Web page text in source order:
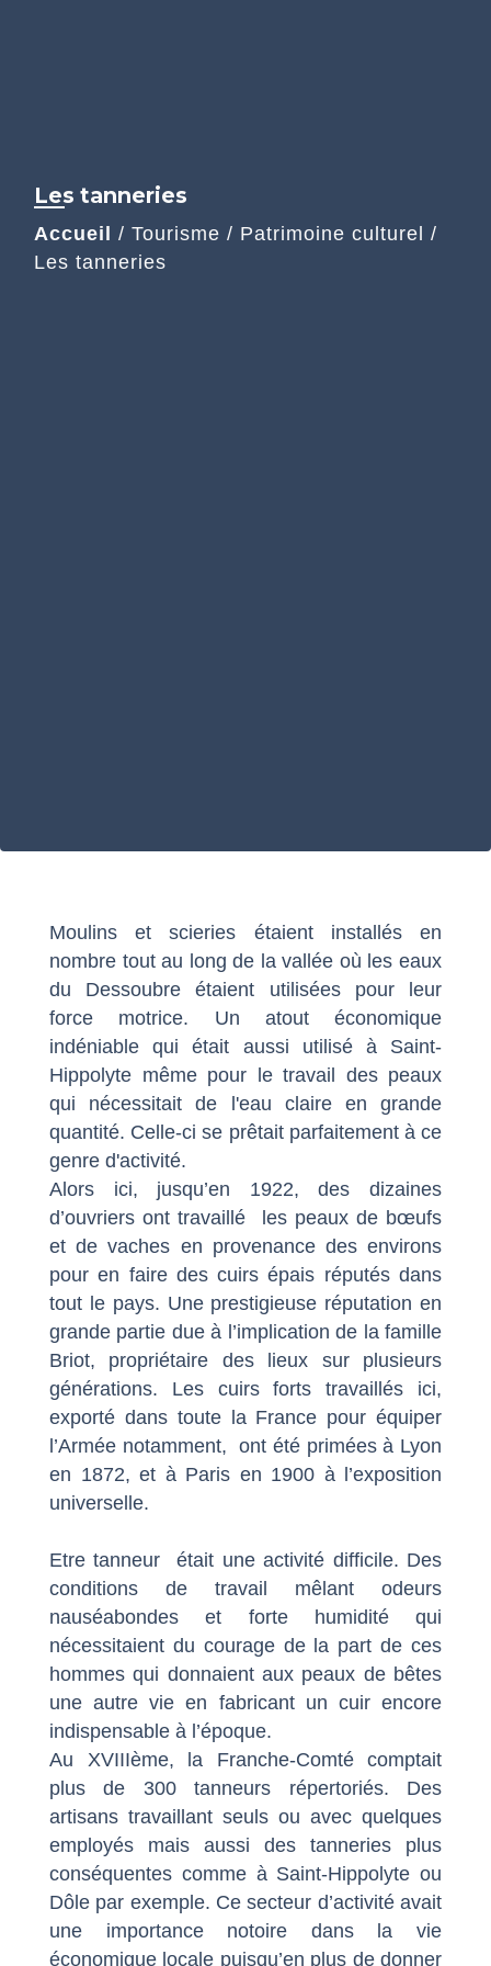
Les tanneries
Accueil / Tourisme / Patrimoine culturel /
Les tanneries
Moulins et scieries étaient installés en
nombre tout au long de la vallée où les eaux
du Dessoubre étaient utilisées pour leur
force motrice. Un atout économique
indéniable qui était aussi utilisé à Saint-
Hippolyte même pour le travail des peaux
qui nécessitait de l'eau claire en grande
quantité. Celle-ci se prêtait parfaitement à ce
genre d'activité.
Alors ici, jusqu’en 1922, des dizaines
d’ouvriers ont travaillé les peaux de bœufs
et de vaches en provenance des environs
pour en faire des cuirs épais réputés dans
tout le pays. Une prestigieuse réputation en
grande partie due à l’implication de la famille
Briot, propriétaire des lieux sur plusieurs
générations. Les cuirs forts travaillés ici,
exporté dans toute la France pour équiper
l’Armée notamment, ont été primées à Lyon
en 1872, et à Paris en 1900 à l’exposition
universelle.
Etre tanneur était une activité difficile. Des
conditions de travail mêlant odeurs
nauséabondes et forte humidité qui
nécessitaient du courage de la part de ces
hommes qui donnaient aux peaux de bêtes
une autre vie en fabricant un cuir encore
indispensable à l’époque.
Au XVIIIème, la Franche-Comté comptait
plus de 300 tanneurs répertoriés. Des
artisans travaillant seuls ou avec quelques
employés mais aussi des tanneries plus
conséquentes comme à Saint-Hippolyte ou
Dôle par exemple. Ce secteur d’activité avait
une importance notoire dans la vie
économique locale puisqu’en plus de donner